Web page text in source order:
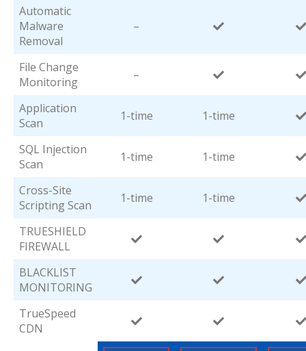
Automatic
Malware
Removal
–
File Change
Monitoring
–
Application
Scan
1-time 1-time
SQL Injection
Scan
1-time 1-time
Cross-Site
Scripting Scan
1-time 1-time
TRUESHIELD
FIREWALL
BLACKLIST
MONITORING
TrueSpeed
CDN